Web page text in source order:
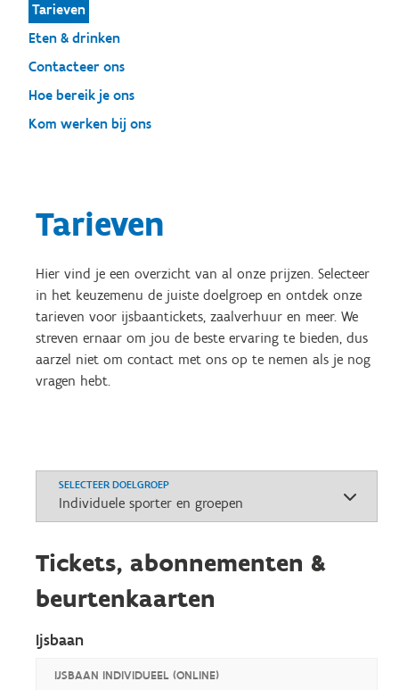
Tarieven
Eten & drinken
Contacteer ons
Hoe bereik je ons
Kom werken bij ons
Tarieven
Hier vind je een overzicht van al onze prijzen. Selecteer
in het keuzemenu de juiste doelgroep en ontdek onze
tarieven voor ijsbaantickets, zaalverhuur en meer. We
streven ernaar om jou de beste ervaring te bieden, dus
aarzel niet om contact met ons op te nemen als je nog
vragen hebt.
SELECTEER DOELGROEP
Tickets, abonnementen &
beurtenkaarten
Ijsbaan
IJSBAAN INDIVIDUEEL (ONLINE)